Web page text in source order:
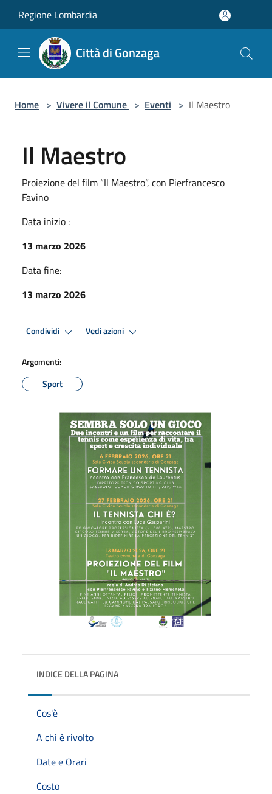
Regione Lombardia
Città di Gonzaga
Home > Vivere il Comune > Eventi > Il Maestro
Il Maestro
Proiezione del film “Il Maestro”, con Pierfrancesco
Favino
Data inizio :
13 marzo 2026
Data fine:
13 marzo 2026
Condividi Vedi azioni
Argomenti:
Sport
INDICE DELLA PAGINA
Cos'è
A chi è rivolto
Date e Orari
Costo